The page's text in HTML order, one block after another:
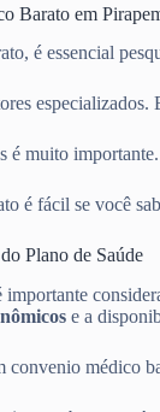
Barato em
é essencial
especializados.
é muito
é fácil se você
Plano de Saúde
e a
convenio médico